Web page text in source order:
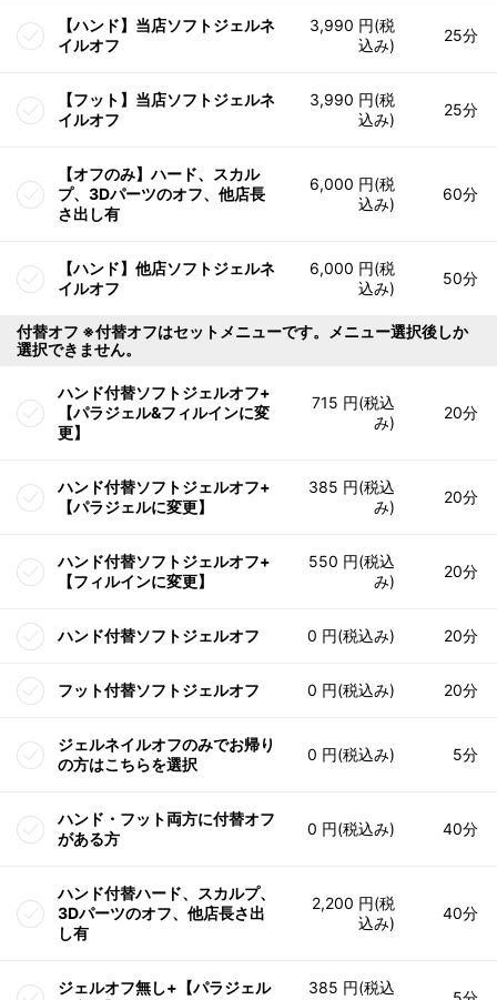
【ハンド】当店ソフトジェルネ
イルオフ
3,990 円(税
込み)
25分
【フット】当店ソフトジェルネ
イルオフ
3,990 円(税
込み)
25分
【オフのみ】ハード、スカル
プ、3Dパーツのオフ、他店長
さ出し有
6,000 円(税
込み)
60分
【ハンド】他店ソフトジェルネ
イルオフ
6,000 円(税
込み)
50分
付替オフ ※付替オフはセットメニューです。メニュー選択後しか
選択できません。
ハンド付替ソフトジェルオフ+
【パラジェル&フィルインに変
更】
715 円(税込
み)
20分
ハンド付替ソフトジェルオフ+
【パラジェルに変更】
385 円(税込
み)
20分
ハンド付替ソフトジェルオフ+
【フィルインに変更】
550 円(税込
み)
20分
ハンド付替ソフトジェルオフ 0 円(税込み) 20分
フット付替ソフトジェルオフ 0 円(税込み) 20分
ジェルネイルオフのみでお帰り
の方はこちらを選択
0 円(税込み) 5分
ハンド・フット両方に付替オフ
がある方
0 円(税込み) 40分
ハンド付替ハード、スカルプ、
3Dパーツのオフ、他店長さ出
し有
2,200 円(税
込み)
40分
ジェルオフ無し+【パラジェル
385 円(税込